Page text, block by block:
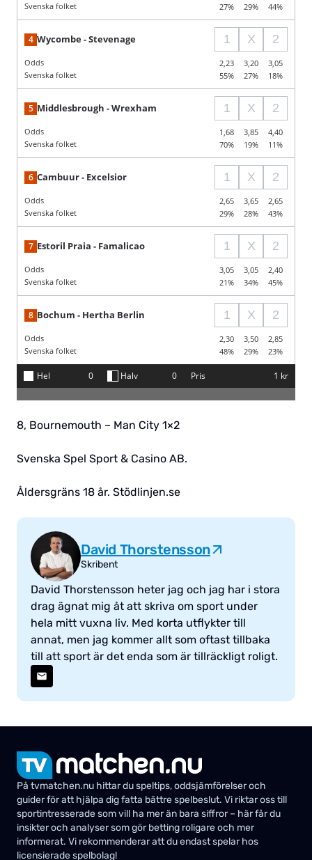
8, Bournemouth – Man City 1×2
Svenska Spel Sport & Casino AB.
Åldersgräns 18 år. Stödlinjen.se
David Thorstensson
Skribent
David Thorstensson heter jag och jag har i stora
drag ägnat mig åt att skriva om sport under
hela mitt vuxna liv. Med korta utflykter till
annat, men jag kommer allt som oftast tillbaka
till att sport är det enda som är tillräckligt roligt.
På tvmatchen.nu hittar du speltips, oddsjämförelser och
guider för att hjälpa dig fatta bättre spelbeslut. Vi riktar oss till
sportintresserade som vill ha mer än bara siffror – här får du
insikter och analyser som gör betting roligare och mer
informerat. Vi rekommenderar att du endast spelar hos
licensierade spelbolag!